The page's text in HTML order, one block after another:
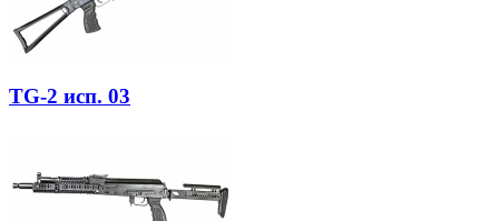
TG-2 исп. 03